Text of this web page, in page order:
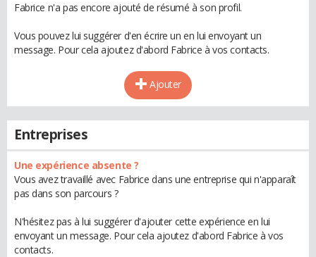
Fabrice n'a pas encore ajouté de résumé à son profil.
Vous pouvez lui suggérer d'en écrire un en lui envoyant un
message. Pour cela ajoutez d'abord Fabrice à vos contacts.
Ajouter
Entreprises
Une expérience absente ?
Vous avez travaillé avec Fabrice dans une entreprise qui n'apparaît
pas dans son parcours ?
N'hésitez pas à lui suggérer d'ajouter cette expérience en lui
envoyant un message. Pour cela ajoutez d'abord Fabrice à vos
contacts.